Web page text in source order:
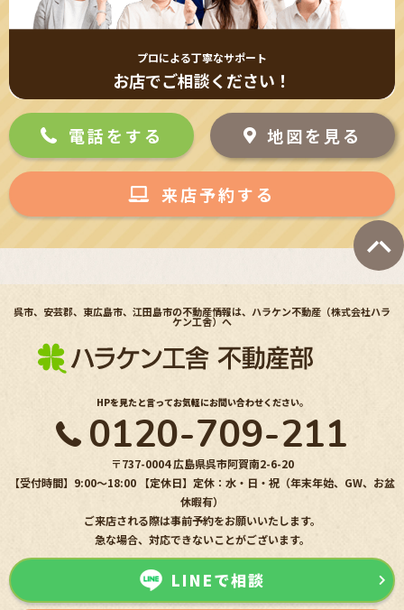
プロによる丁寧なサポート
お店でご相談ください！
地図を見る
電話をする
来店予約する
呉市、安芸郡、東広島市、江田島市の不動産情報は、ハラケン不動産（株式会社ハラ
ケン工舎）へ
HPを見たと言ってお気軽にお問い合わせください。
0120-709-211
〒737-0004 広島県呉市阿賀南2-6-20
【受付時間】9:00〜18:00 【定休日】定休：水・日・祝（年末年始、GW、お盆
休暇有）
ご来店される際は事前予約をお願いいたします。
急な場合、対応できないことがございます。
LINEで相談